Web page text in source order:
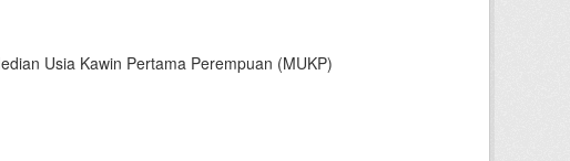
Usia Kawin Pertama Perempuan (MUKP)